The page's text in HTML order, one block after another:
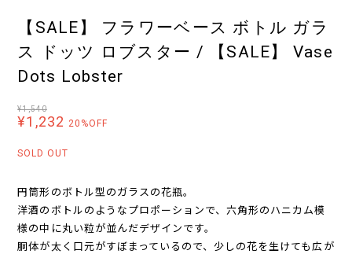
【SALE】 フラワーベース ボトル ガラ
ス ドッツ ロブスター / 【SALE】 Vase
Dots Lobster
¥1,540
¥1,232 20%OFF
SOLD OUT
円筒形のボトル型のガラスの花瓶。
洋酒のボトルのようなプロポーションで、六角形のハニカム模
様の中に丸い粒が並んだデザインです。
胴体が太く口元がすぼまっているので、少しの花を生けても広が